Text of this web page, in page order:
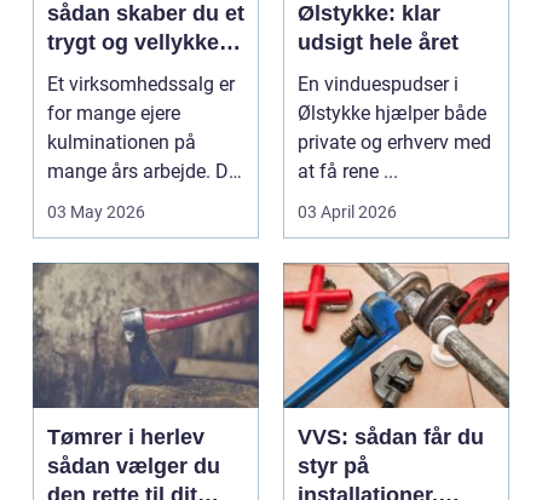
sådan skaber du et
trygt og vellykket
salg
Et virksomhedssalg er
for mange ejere
kulminationen på
mange års arbejde. Det
kan være en planlagt
03 May 2026
Ølstykke: klar
udsigt hele året
En vinduespudser i
Ølstykke hjælper både
private og erhverv med
at få rene ...
03 April 2026
Tømrer i herlev
sådan vælger du
VVS: sådan får du
styr på